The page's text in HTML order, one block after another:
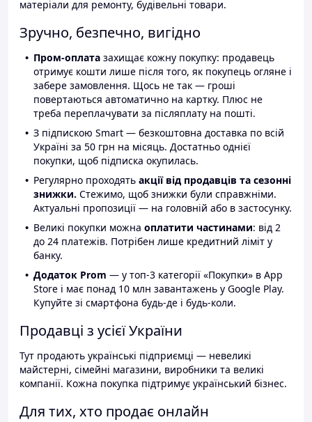
матеріали для ремонту, будівельні товари.
Зручно, безпечно, вигідно
Пром-оплата захищає кожну покупку: продавець
отримує кошти лише після того, як покупець огляне і
забере замовлення. Щось не так — гроші
повертаються автоматично на картку. Плюс не
треба переплачувати за післяплату на пошті.
З підпискою Smart — безкоштовна доставка по всій
Україні за 50 грн на місяць. Достатньо однієї
покупки, щоб підписка окупилась.
Регулярно проходять акції від продавців та сезонні
знижки. Стежимо, щоб знижки були справжніми.
Актуальні пропозиції — на головній або в застосунку.
Великі покупки можна оплатити частинами: від 2
до 24 платежів. Потрібен лише кредитний ліміт у
банку.
Додаток Prom — у топ-3 категорії «Покупки» в App
Store і має понад 10 млн завантажень у Google Play.
Купуйте зі смартфона будь-де і будь-коли.
Продавці з усієї України
Тут продають українські підприємці — невеликі
майстерні, сімейні магазини, виробники та великі
компанії. Кожна покупка підтримує український бізнес.
Для тих, хто продає онлайн